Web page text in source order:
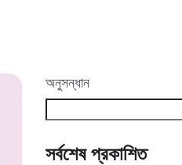
অনুসন্ধান
সর্বশেষ প্রকাশিত